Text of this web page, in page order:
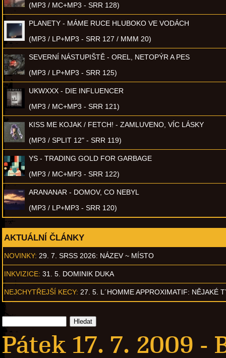
(MP3 / MC+MP3 - SRR 128)
PLANETY - MÁME RUCE HLUBOKO VE VODÁCH
(MP3 / LP+MP3 - SRR 127 / MMM 20)
SEVERNÍ NÁSTUPIŠTĚ - OREL, NETOPÝR A PES
(MP3 / LP+MP3 - SRR 125)
UKWXXX - DIE INFLUENCER
(MP3 / MC+MP3 - SRR 121)
KISS ME KOJAK / FETCH! - ZAMLUVENO, VÍC LÁSKY
(MP3 / SPLIT 12" - SRR 119)
YS - TRADING GOLD FOR GARBAGE
(MP3 / MC+MP3 - SRR 122)
ARANANAR - DOMOV, CO NEBYL
(MP3 / LP+MP3 - SRR 120)
AKTUÁLNÍ ČLÁNKY
NOVINKY: 29. 7. SRSS 2026: NÁZEV ~ MÍSTO
INKVIZICE: 31. 5. DOMINIK DUKA
NEJCHYTŘEJŠÍ KECY: 27. 5. L´HOMME APPROXIMATIF: NĚJAKÉ
Pátek 17. 7. 2009 -